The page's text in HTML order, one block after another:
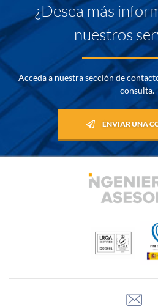
¿Desea más
nuestros
Acceda a nuestra sección de
consulta.
ENVIAR UNA